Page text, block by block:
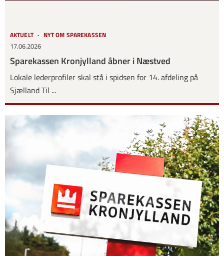
AKTUELT NYT OM SPAREKASSEN
17.06.2026
Sparekassen Kronjylland åbner i Næstved
Lokale lederprofiler skal stå i spidsen for 14. afdeling på
Sjælland Til ...